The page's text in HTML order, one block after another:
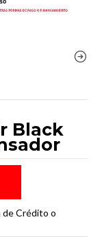
Black
de Crédito o